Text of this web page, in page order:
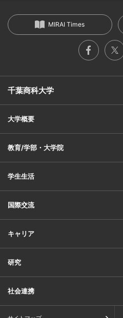
千葉商科大学
MIRAI Times
大学概要
教育/学部・大学院
学生生活
国際交流
キャリア
研究
社会連携